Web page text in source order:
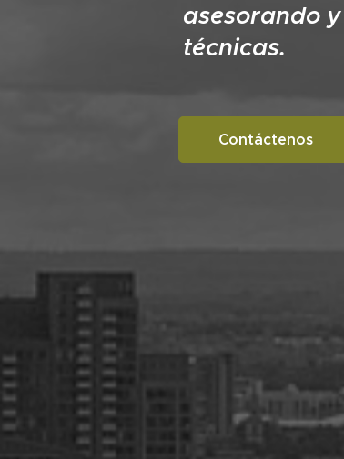
asesorando
técnicas.
Contáctenos